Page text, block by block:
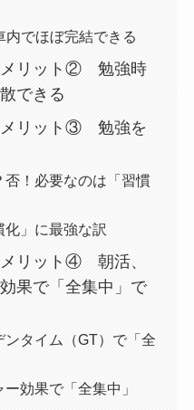
内でほぼ完結できる
メリット② 勉強時
できる
メリット③ 勉強を
否！必要なのは「習慣
化」に最強な訳
リット④ 朝活、
果で「全集中」で
タイム（GT）で「全
効果で「全集中」